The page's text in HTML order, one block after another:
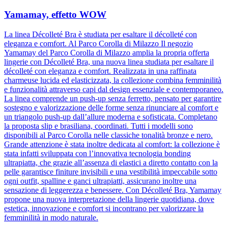
Yamamay, effetto WOW
La linea Décolleté Bra è studiata per esaltare il décolleté con
eleganza e comfort. Al Parco Corolla di Milazzo Il negozio
Yamamay del Parco Corolla di Milazzo amplia la propria offerta
lingerie con Décolleté Bra, una nuova linea studiata per esaltare il
décolleté con eleganza e comfort. Realizzata in una raffinata
charmeuse lucida ed elasticizzata, la collezione combina femminilità
e funzionalità attraverso capi dal design essenziale e contemporaneo.
La linea comprende un push-up senza ferretto, pensato per garantire
sostegno e valorizzazione delle forme senza rinunciare al comfort e
un triangolo push-up dall’allure moderna e sofisticata. Completano
la proposta slip e brasiliana, coordinati. Tutti i modelli sono
disponibili al Parco Corolla nelle classiche tonalità bronze e nero.
Grande attenzione è stata inoltre dedicata al comfort: la collezione è
stata infatti sviluppata con l’innovativa tecnologia bonding
ultrapiatta, che grazie all’assenza di elastici a diretto contatto con la
pelle garantisce finiture invisibili e una vestibilità impeccabile sotto
ogni outfit, spalline e ganci ultrapiatti, assicurano inoltre una
sensazione di leggerezza e benessere. Con Décolleté Bra, Yamamay
propone una nuova interpretazione della lingerie quotidiana, dove
estetica, innovazione e comfort si incontrano per valorizzare la
femminilità in modo naturale.